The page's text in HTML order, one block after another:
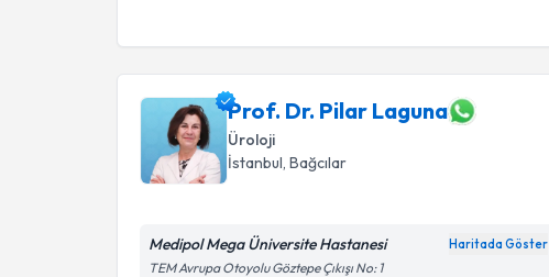
Prof. Dr. Pilar Laguna
Üroloji
İstanbul , Bağcılar
Medipol Mega Üniversite Hastanesi Haritada Göster
TEM Avrupa Otoyolu Göztepe Çıkışı No: 1